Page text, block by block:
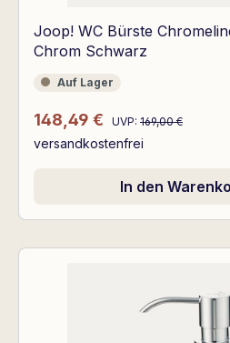
Joop! WC Bürste
Chrom Schwarz
Auf Lager
Auf Lager
Verkaufspreis:
148,49 € Regulärer Preis:
UVP: 169,00 €
versandkostenfrei
In den